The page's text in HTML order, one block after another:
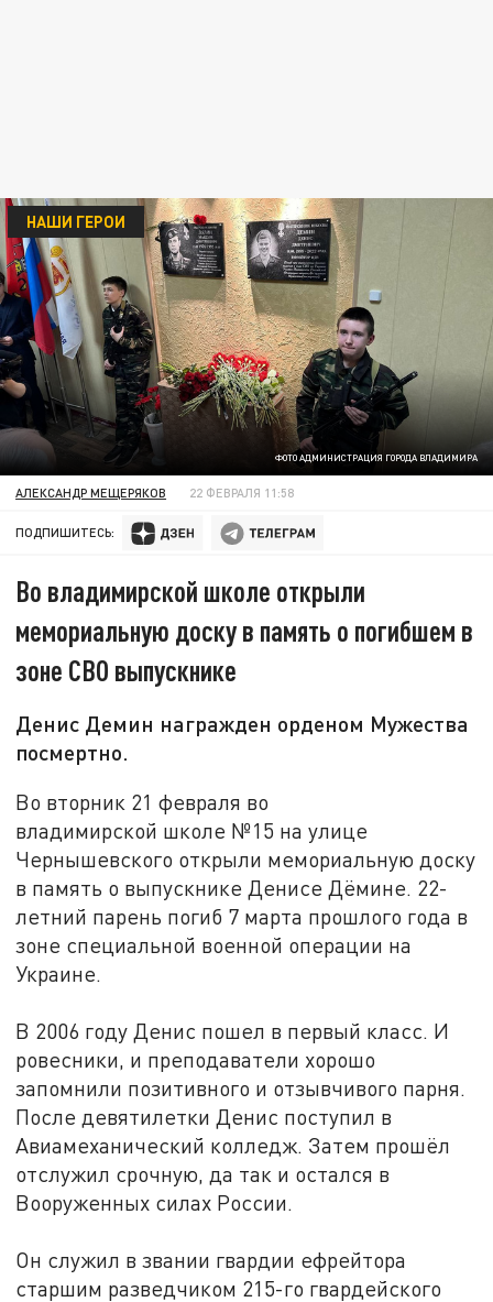
ФОТО АДМИНИСТРАЦИЯ ГОРОДА ВЛАДИМИРА
НАШИ ГЕРОИ
АЛЕКСАНДР МЕЩЕРЯКОВ 22 ФЕВРАЛЯ 11:58
ПОДПИШИТЕСЬ:
Во владимирской школе открыли
мемориальную доску в память о погибшем в
зоне СВО выпускнике
Денис Демин награжден орденом Мужества
посмертно.
Во вторник 21 февраля во
владимирской школе №15 на улице
Чернышевского открыли мемориальную доску
в память о выпускнике Денисе Дёмине. 22-
летний парень погиб 7 марта прошлого года в
зоне специальной военной операции на
Украине.
В 2006 году Денис пошел в первый класс. И
ровесники, и преподаватели хорошо
запомнили позитивного и отзывчивого парня.
После девятилетки Денис поступил в
Авиамеханический колледж. Затем прошёл
отслужил срочную, да так и остался в
Вооруженных силах России.
Он служил в звании гвардии ефрейтора
старшим разведчиком 215-го гвардейского